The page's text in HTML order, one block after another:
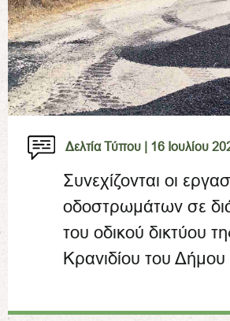
Δελτία Τύπου | 16 Ιουλίου
Συνεχίζονται οι
οδοστρωμάτων σε
του οδικού δικτύου
Κρανιδίου του Δήμου